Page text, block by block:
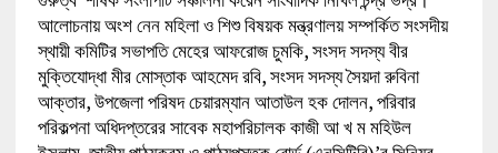
আলোচনায় অংশ নেন মহিলা ও শিশু বিষয়ক মন্ত্রণালয় সম্পর্কিত সংসদীয়
স্থায়ী কমিটির সভাপতি মেহের আফরোজ চুমকি, সংসদ সদস্য বীর
মুক্তিযোদ্ধা মীর মোস্তাক আহমেদ রবি, সংসদ সদস্য সৈয়দা রুবিনা
আক্তার, উপজেলা পরিষদ চেয়ারম্যান আতাউল হক দোলন, পরিবার
পরিকল্পনা অধিদপ্তরের সাবেক মহাপরিচালক কাজী আ খ ম মহিউল